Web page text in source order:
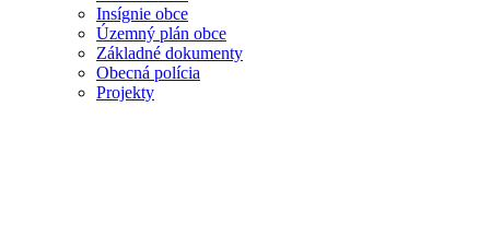
Insígnie obce
Územný plán obce
Základné dokumenty
Obecná polícia
Projekty